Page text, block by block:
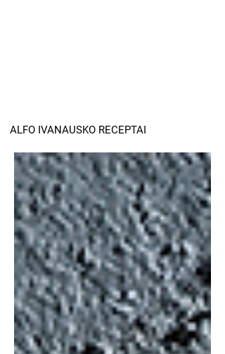
ALFO IVANAUSKO RECEPTAI